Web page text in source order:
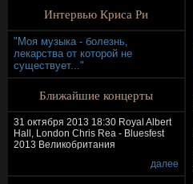
Интервью Криса Ри
"Моя музыка - болезнь,
лекарства от которой не
существует..."
Ближайшие концерты
31 октября 2013 18:30 Royal Albert
Hall, London Chris Rea - Bluesfest
2013 Великобритания
далее